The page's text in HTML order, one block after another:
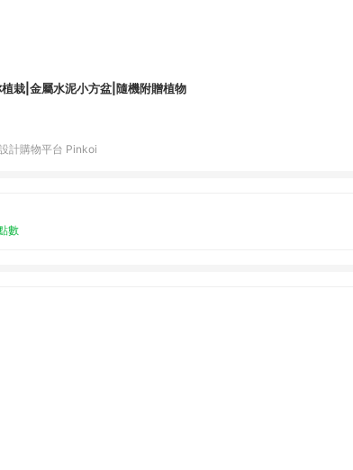
栽|金屬水泥小方盆|隨機附贈植物
計購物平台 Pinkoi
數